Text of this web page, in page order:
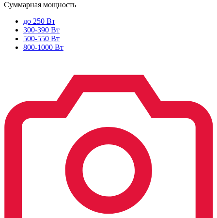
Суммарная мощность
до 250 Вт
300-390 Вт
500-550 Вт
800-1000 Вт